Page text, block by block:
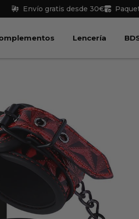
Envío gratis desde 30€
Juguetes AbrirLencería Abrir